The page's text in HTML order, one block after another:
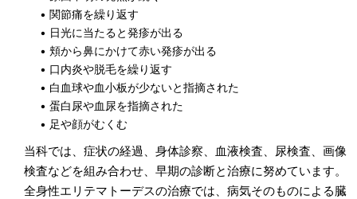
• 関節痛を繰り返す
• 日光に当たると発疹が出る
• 頬から鼻にかけて赤い発疹が出る
• 口内炎や脱毛を繰り返す
• 白血球や血小板が少ないと指摘された
• 蛋白尿や血尿を指摘された
• 足や顔がむくむ
当科では、症状の経過、身体診察、血液検査、尿検査、画像
検査などを組み合わせ、早期の診断と治療に努めています。
全身性エリテマトーデスの治療では、病気そのものによる臓